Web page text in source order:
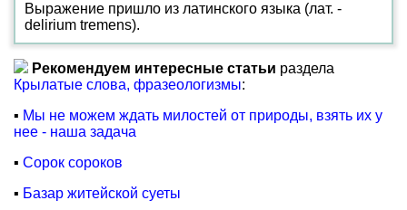
Выражение пришло из латинского языка (лат. -
delirium tremens).
Рекомендуем интересные статьи раздела
Крылатые слова, фразеологизмы:
▪ Мы не можем ждать милостей от природы, взять их у
нее - наша задача
▪ Сорок сороков
▪ Базар житейской суеты